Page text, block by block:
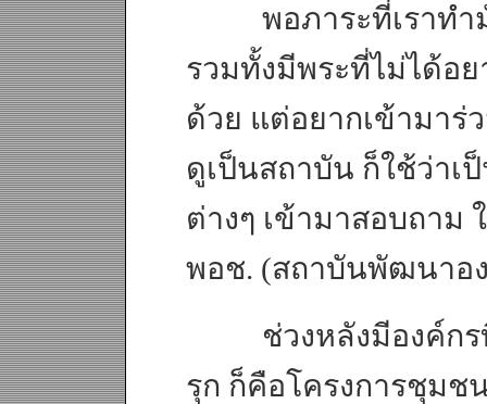
พอภาระที่เราทำมั
รวมทั้งมีพระที่ไม่ได้อ
ด้วย แต่อยากเข้ามาร่
ดูเป็นสถาบัน ก็ใช้ว่าเ
ต่างๆ เข้ามาสอบถาม
พอช. (สถาบันพัฒนาอ
ช่วงหลังมีองค์กรที่
รุก ก็คือโครงการชุมช